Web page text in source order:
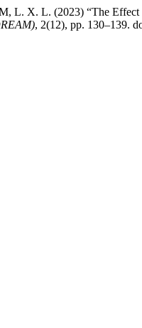
L. X. L. (2023) “The Effect
, 2(12), pp. 130–139.